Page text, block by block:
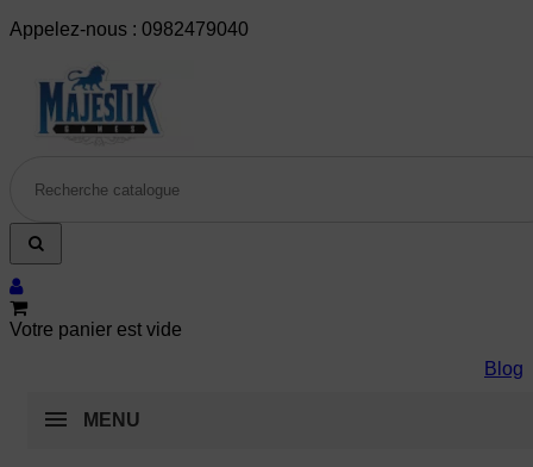
Appelez-nous : 0982479040
Votre panier est vide
Blog
MENU